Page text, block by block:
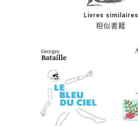
相似書籍
Livres similaires